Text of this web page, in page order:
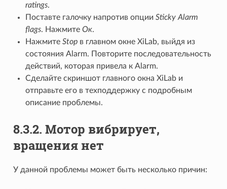
ratings.
Поставте галочку напротив опции Sticky Alarm
flags. Нажмите Ок.
Нажмите Stopв главном окне XiLab, выйдя из
состояния Alarm. Повторите последовательность
действий, которая привела к Alarm.
Сделайте скриншот главного окна XiLab и
отправьте его в техподдержку с подробным
описание проблемы.
8.3.2. Мотор вибрирует,
вращения нет
У данной проблемы может быть несколько причин: